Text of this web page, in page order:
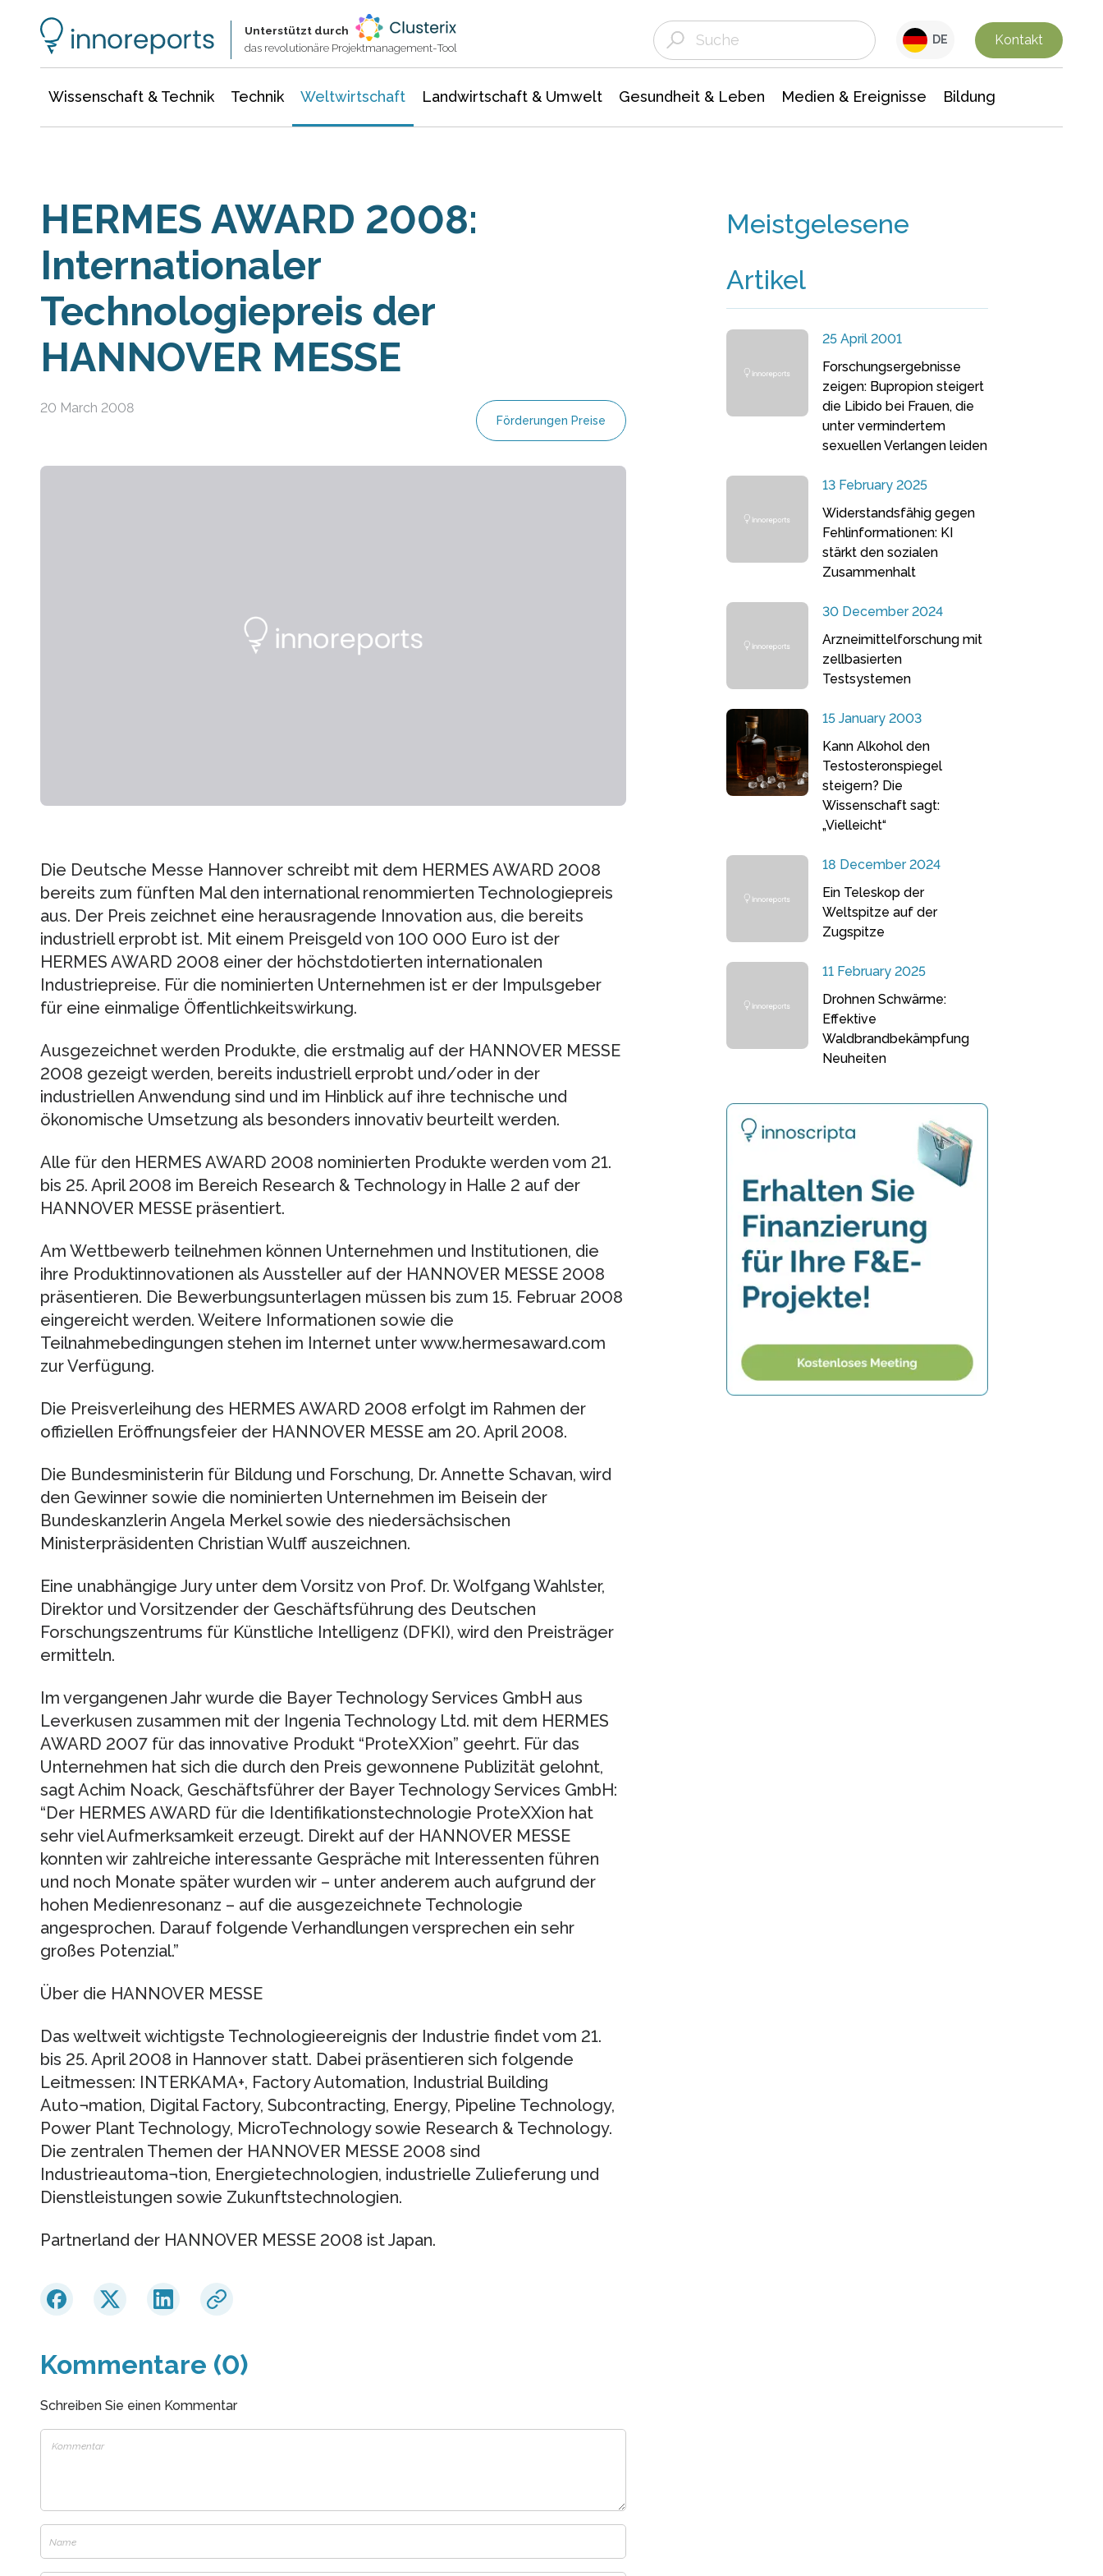
Unterstützt durch
das revolutionäre Projektmanagement-Tool
DE Kontakt
Wissenschaft & Technik Technik Weltwirtschaft Landwirtschaft & Umwelt Gesundheit & Leben Medien & Ereignisse Bildung
HERMES AWARD 2008:
Internationaler
Technologiepreis der
HANNOVER MESSE
20 March 2008
Förderungen Preise
Die Deutsche Messe Hannover schreibt mit dem HERMES AWARD 2008
bereits zum fünften Mal den international renommierten Technologiepreis
aus. Der Preis zeichnet eine herausragende Innovation aus, die bereits
industriell erprobt ist. Mit einem Preisgeld von 100 000 Euro ist der
HERMES AWARD 2008 einer der höchstdotierten internationalen
Industriepreise. Für die nominierten Unternehmen ist er der Impulsgeber
für eine einmalige Öffentlichkeitswirkung.
Ausgezeichnet werden Produkte, die erstmalig auf der HANNOVER MESSE
2008 gezeigt werden, bereits industriell erprobt und/oder in der
industriellen Anwendung sind und im Hinblick auf ihre technische und
ökonomische Umsetzung als besonders innovativ beurteilt werden.
Alle für den HERMES AWARD 2008 nominierten Produkte werden vom 21.
bis 25. April 2008 im Bereich Research & Technology in Halle 2 auf der
HANNOVER MESSE präsentiert.
Am Wettbewerb teilnehmen können Unternehmen und Institutionen, die
ihre Produktinnovationen als Aussteller auf der HANNOVER MESSE 2008
präsentieren. Die Bewerbungsunterlagen müssen bis zum 15. Februar 2008
eingereicht werden. Weitere Informationen sowie die
Teilnahmebedingungen stehen im Internet unter www.hermesaward.com
zur Verfügung.
Die Preisverleihung des HERMES AWARD 2008 erfolgt im Rahmen der
offiziellen Eröffnungsfeier der HANNOVER MESSE am 20. April 2008.
Die Bundesministerin für Bildung und Forschung, Dr. Annette Schavan, wird
den Gewinner sowie die nominierten Unternehmen im Beisein der
Bundeskanzlerin Angela Merkel sowie des niedersächsischen
Ministerpräsidenten Christian Wulff auszeichnen.
Eine unabhängige Jury unter dem Vorsitz von Prof. Dr. Wolfgang Wahlster,
Direktor und Vorsitzender der Geschäftsführung des Deutschen
Forschungszentrums für Künstliche Intelligenz (DFKI), wird den Preisträger
ermitteln.
Im vergangenen Jahr wurde die Bayer Technology Services GmbH aus
Leverkusen zusammen mit der Ingenia Technology Ltd. mit dem HERMES
AWARD 2007 für das innovative Produkt “ProteXXion” geehrt. Für das
Unternehmen hat sich die durch den Preis gewonnene Publizität gelohnt,
sagt Achim Noack, Geschäftsführer der Bayer Technology Services GmbH:
“Der HERMES AWARD für die Identifikationstechnologie ProteXXion hat
sehr viel Aufmerksamkeit erzeugt. Direkt auf der HANNOVER MESSE
konnten wir zahlreiche interessante Gespräche mit Interessenten führen
und noch Monate später wurden wir – unter anderem auch aufgrund der
hohen Medienresonanz – auf die ausgezeichnete Technologie
angesprochen. Darauf folgende Verhandlungen versprechen ein sehr
großes Potenzial.”
Über die HANNOVER MESSE
Das weltweit wichtigste Technologieereignis der Industrie findet vom 21.
bis 25. April 2008 in Hannover statt. Dabei präsentieren sich folgende
Leitmessen: INTERKAMA+, Factory Automation, Industrial Building
Auto¬mation, Digital Factory, Subcontracting, Energy, Pipeline Technology,
Power Plant Technology, MicroTechnology sowie Research & Technology.
Die zentralen Themen der HANNOVER MESSE 2008 sind
Industrieautoma¬tion, Energietechnologien, industrielle Zulieferung und
Dienstleistungen sowie Zukunftstechnologien.
Partnerland der HANNOVER MESSE 2008 ist Japan.
Kommentare (0)
Schreiben Sie einen Kommentar
Meistgelesene
Artikel
25 April 2001
Forschungsergebnisse
zeigen: Bupropion steigert
die Libido bei Frauen, die
unter vermindertem
sexuellen Verlangen leiden
13 February 2025
Widerstandsfähig gegen
Fehlinformationen: KI
stärkt den sozialen
Zusammenhalt
30 December 2024
Arzneimittelforschung mit
zellbasierten
Testsystemen
15 January 2003
Kann Alkohol den
Testosteronspiegel
steigern? Die
Wissenschaft sagt:
„Vielleicht“
18 December 2024
Ein Teleskop der
Weltspitze auf der
Zugspitze
11 February 2025
Drohnen Schwärme:
Effektive
Waldbrandbekämpfung
Neuheiten